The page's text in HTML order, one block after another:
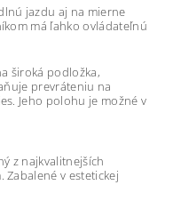
jazdu aj na mierne
má ľahko ovládateľnú
široká podložka,
prevráteniu na
Jeho polohu je možné v
z najkvalitnejších
v estetickej